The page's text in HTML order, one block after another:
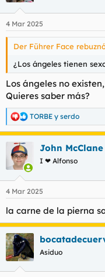
a
d
o
r
d
l
e
m
a
e
n
i
i
4 Mar 2025
Der Führer Face
¿Los ángeles tienen
Los ángeles no
Quieres saber más?
R
e
a
c
c
e
:
TORBE y serdo
John McClane
I ❤ Alfonso
4 Mar 2025
la carne de la pierna
Asiduo